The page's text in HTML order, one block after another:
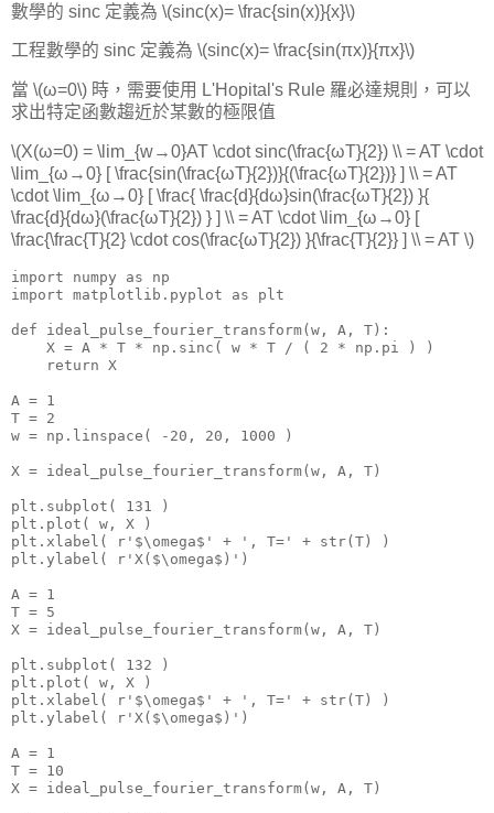
數學的 sinc 定義為 \(sinc(x)= \frac{sin(x)}{x}\)
工程數學的 sinc 定義為 \(sinc(x)= \frac{sin(πx)}{πx}\)
當 \(ω=0\) 時，需要使用 L'Hopital's Rule 羅必達規則，可以
求出特定函數趨近於某數的極限值
\(X(ω=0) = \lim_{w→0}AT \cdot sinc(\frac{ωT}{2}) \\ = AT \cdot
\lim_{ω→0} [ \frac{sin(\frac{ωT}{2})}{(\frac{ωT}{2})} ] \\ = AT
\cdot \lim_{ω→0} [ \frac{ \frac{d}{dω}sin(\frac{ωT}{2}) }{
\frac{d}{dω}(\frac{ωT}{2}) } ] \\ = AT \cdot \lim_{ω→0} [
\frac{\frac{T}{2} \cdot cos(\frac{ωT}{2}) }{\frac{T}{2}} ] \\ = AT \)
import numpy as np
import matplotlib.pyplot as plt
def ideal_pulse_fourier_transform(w, A, T):
    X = A * T * np.sinc( w * T / ( 2 * np.pi ) )
    return X
A = 1
T = 2
w = np.linspace( -20, 20, 1000 )
X = ideal_pulse_fourier_transform(w, A, T)
plt.subplot( 131 )
plt.plot( w, X )
plt.xlabel( r'$\omega$' + ', T=' + str(T) )
plt.ylabel( r'X($\omega$)')
A = 1
T = 5
X = ideal_pulse_fourier_transform(w, A, T)
plt.subplot( 132 )
plt.plot( w, X )
plt.xlabel( r'$\omega$' + ', T=' + str(T) )
plt.ylabel( r'X($\omega$)')
A = 1
T = 10
X = ideal_pulse_fourier_transform(w, A, T)